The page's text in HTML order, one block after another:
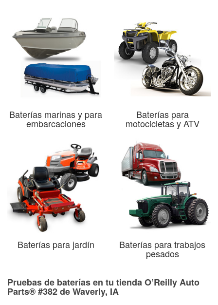
Baterías marinas y para
embarcaciones
Baterías para
motocicletas y ATV
Baterías para jardín Baterías para trabajos
pesados
Pruebas de baterías en tu tienda O’Reilly Auto
Parts® #382 de Waverly, IA